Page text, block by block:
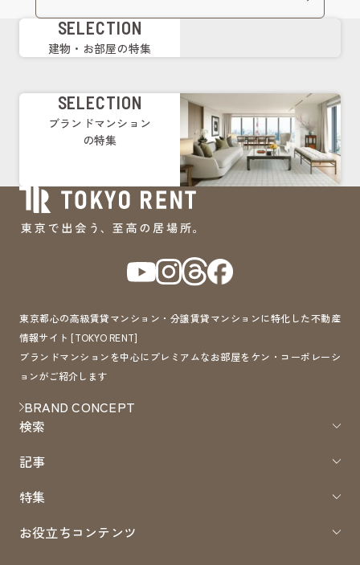
SELECTION
建物・お部屋の特集
SELECTION
ブランドマンション
の特集
東京都心の高級賃貸マンション・分譲賃貸マンションに特化した不動産
情報サイト [TOKYO RENT]
ブランドマンションを中心にプレミアムなお部屋をケン・コーポレーシ
ョンがご紹介します
BRAND CONCEPT
検索
記事
特集
お役立ちコンテンツ